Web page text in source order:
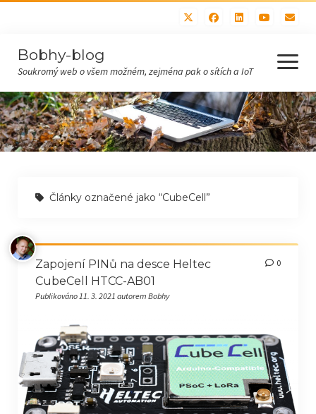
Bobhy-blog
Soukromý web o všem možném, zejména pak o sítích a IoT
otevřít
menu
Domů
Všechny příspěvky
IoT
Polévky
Maso
Sladké recepty
Pečivo
Ostatní
Projekt Mete-IoT
Články označené jako “CubeCell”
Zapojení PINů na desce Heltec
CubeCell HTCC-AB01
Publikováno 11. 3. 2021 autorem Bobhy
0